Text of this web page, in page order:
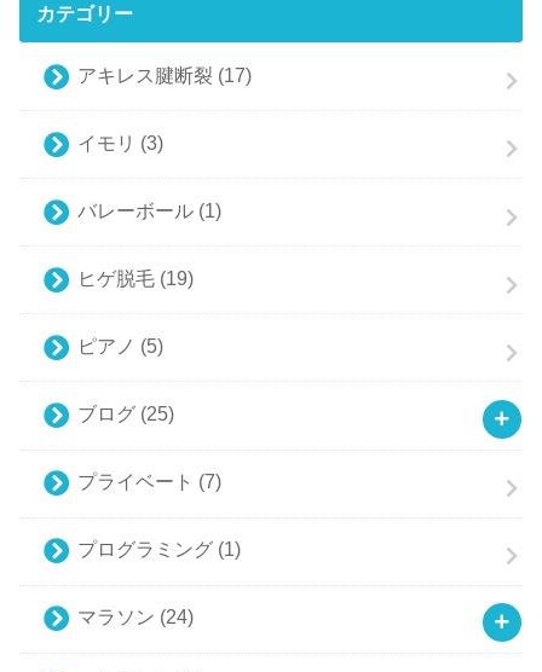
カテゴリー
アキレス腱断裂 (17)
イモリ (3)
バレーボール (1)
ヒゲ脱毛 (19)
ピアノ (5)
ブログ (25)
プライベート (7)
プログラミング (1)
マラソン (24)